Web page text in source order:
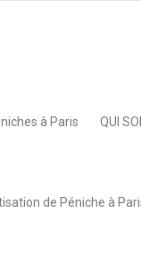
à Paris QUI
de Péniche à